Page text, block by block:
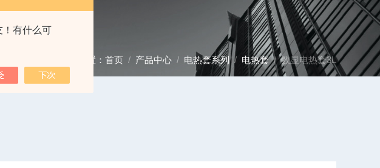
！有什么可
当前位置： 首页 / 产品中心 / 电热套系列/ 电热套/ 数显电热套3L